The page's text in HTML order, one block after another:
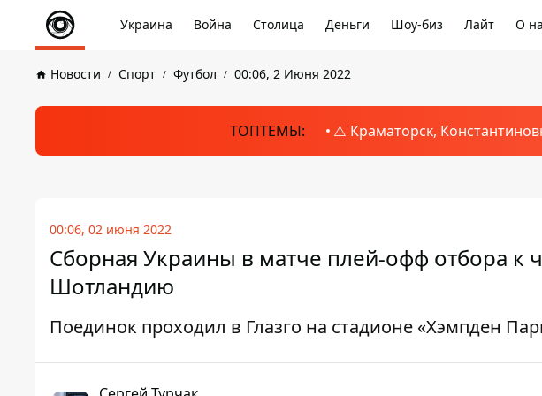
Украина Война Столица Деньги Шоу-биз Лайт О
Новости Спорт Футбол 00:06, 2 Июня 2022
ТОПТЕМЫ: ⚠️ Краматорск,
00:06, 02 июня 2022
Сборная Украины в матче плей-офф отбора к
Шотландию
Поединок проходил в Глазго на стадионе «Хэмпден